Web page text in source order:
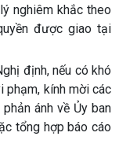
nghiêm khắc theo
được giao tại
định, nếu có khó
phạm, kính mời các
ánh về Ủy ban
tổng hợp báo cáo